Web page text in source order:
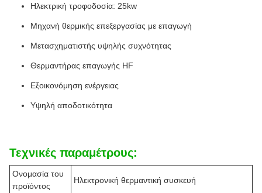
Ηλεκτρική τροφοδοσία: 25kw
Μηχανή θερμικής επεξεργασίας με επαγωγή
Μετασχηματιστής υψηλής συχνότητας
Θερμαντήρας επαγωγής HF
Εξοικονόμηση ενέργειας
Υψηλή αποδοτικότητα
Τεχνικές παραμέτρους:
Ονομασία του
προϊόντος
Ηλεκτρονική θερμαντική συσκευή